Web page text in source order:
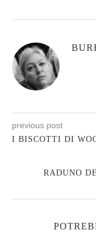
previous post
I BISCOTTI DI
RADUNO